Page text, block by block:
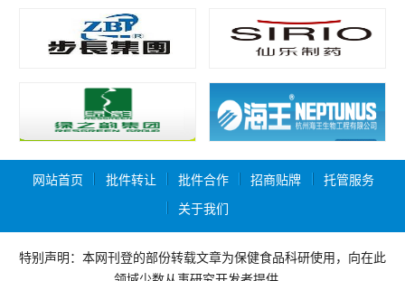
网站首页 批件转让 批件合作 招商贴牌
托管服务
关于我们
特别声明：本网刊登的部份转载文章为保健食品科研使用，向在此